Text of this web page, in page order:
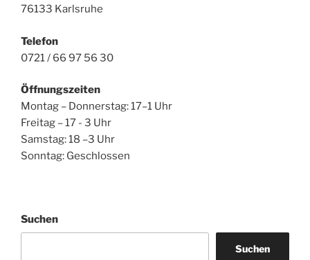
76133 Karlsruhe
Telefon
0721 / 66 97 56 30
Öffnungszeiten
Montag – Donnerstag: 17–1 Uhr
Freitag – 17 - 3 Uhr
Samstag: 18 –3 Uhr
Sonntag: Geschlossen
Suchen
Suchen